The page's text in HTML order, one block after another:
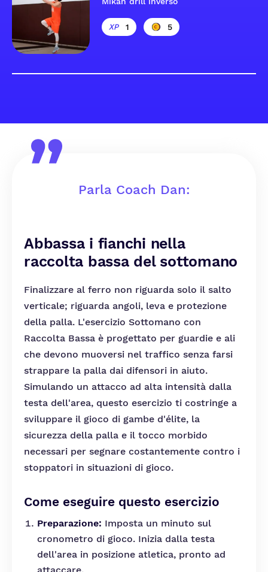
1 5
Parla Coach Dan:
Abbassa i fianchi nella
raccolta bassa del sottomano
Finalizzare al ferro non riguarda solo il salto
verticale; riguarda angoli, leva e protezione
della palla. L'esercizio Sottomano con
Raccolta Bassa è progettato per guardie e ali
che devono muoversi nel traffico senza farsi
strappare la palla dai difensori in aiuto.
Simulando un attacco ad alta intensità dalla
testa dell'area, questo esercizio ti costringe a
sviluppare il gioco di gambe d'élite, la
sicurezza della palla e il tocco morbido
necessari per segnare costantemente contro i
stoppatori in situazioni di gioco.
Come eseguire questo esercizio
Preparazione: Imposta un minuto sul
cronometro di gioco. Inizia dalla testa
dell'area in posizione atletica, pronto ad